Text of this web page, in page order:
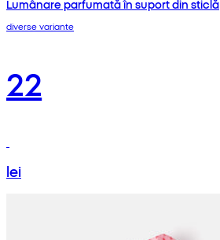
Lumânare parfumată în suport din sticlă
diverse variante
22
lei